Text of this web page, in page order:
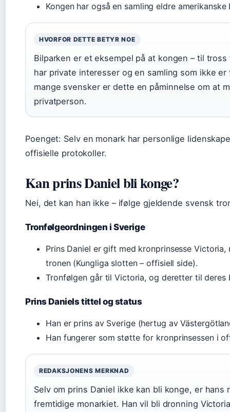
Kongen har også en samling eldre amerikanske
HVORFOR DETTE BETYR NOE
Bilparken er et eksempel på at kongen – til
har private interesser og en samling som ikke
mange svensker er dette en påminnelse om at
privatperson.
Poenget: Selv en monark har personlige
offisielle protokoller.
Kan prins Daniel bli konge?
Nei, det kan han ikke – ifølge gjeldende svensk
Tronfølgeordningen i Sverige
Prins Daniel er gift med kronprinsesse
tronen (Kungliga slotten – offisiell side).
Tronfølgen går til Victoria, og deretter til deres
Prins Daniels tittel og status
Han er prins av Sverige (hertug av
Han fungerer som støtte for kronprinsessen i
REDAKSJONENS MERKNAD
Selv om prins Daniel ikke kan bli konge, er hans
fremtidige monarkiet. Han vil bli dronning